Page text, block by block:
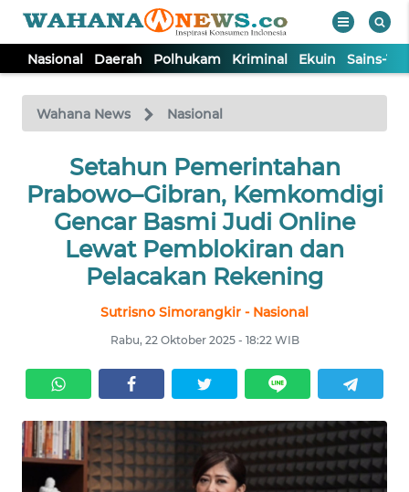
Nasional Daerah Polhukam Kriminal Ekuin Sains-
Wahana News Nasional
Setahun Pemerintahan
Prabowo–Gibran, Kemkomdigi
Gencar Basmi Judi Online
Lewat Pemblokiran dan
Pelacakan Rekening
Sutrisno Simorangkir - Nasional
Rabu, 22 Oktober 2025 - 18:22 WIB
TV
Tutup
NASIONAL
DAERAH
POLHUKAM
EKUIN
SAINS-TEKNO
KESEHATAN